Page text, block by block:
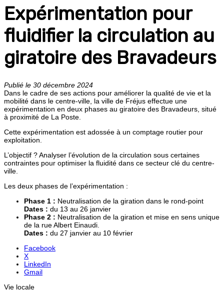
Expérimentation pour
fluidifier la circulation au
giratoire des Bravadeurs
Publié le 30 décembre 2024
Dans le cadre de ses actions pour améliorer la qualité de vie et la
mobilité dans le centre-ville, la ville de Fréjus effectue une
expérimentation en deux phases au giratoire des Bravadeurs, situé
à proximité de La Poste.
Cette expérimentation est adossée à un comptage routier pour
exploitation.
L’objectif ? Analyser l’évolution de la circulation sous certaines
contraintes pour optimiser la fluidité dans ce secteur clé du centre-
ville.
Les deux phases de l’expérimentation :
Phase 1 : Neutralisation de la giration dans le rond-point
Dates : du 13 au 26 janvier
Phase 2 : Neutralisation de la giration et mise en sens unique
de la rue Albert Einaudi.
Dates : du 27 janvier au 10 février
Facebook
X
LinkedIn
Gmail
Vie locale